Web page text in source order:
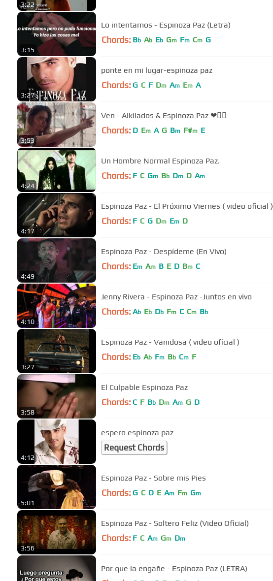
3:22
3:15
Lo intentamos - Espinoza Paz (Letra)
Chords: Bb Ab Eb Gm Fm Cm G
3:27
ponte en mi lugar-espinoza paz
Chords: G C F Dm Am Em A
3:53
Ven - Alkilados & Espinoza Paz ❤🏃‍♀
Chords: D Em A G Bm F#m E
4:24
Un Hombre Normal Espinoza Paz.
Chords: F C Gm Bb Dm D Am
4:17
Espinoza Paz - El Próximo Viernes ( video oficial )
Chords: F C G Dm Em D
4:49
Espinoza Paz - Despídeme (En Vivo)
Chords: Em Am B E D Bm C
4:10
Jenny Rivera - Espinoza Paz -Juntos en vivo
Chords: Ab Eb Db Fm C Cm Bb
3:27
Espinoza Paz - Vanidosa ( video oficial )
Chords: Eb Ab Fm Bb Cm F
3:58
El Culpable Espinoza Paz
Chords: C F Bb Dm Am G D
4:12
espero espinoza paz
Request Chords
5:01
Espinoza Paz - Sobre mis Pies
Chords: G C D E Am Fm Gm
3:56
Espinoza Paz - Soltero Feliz (Video Oficial)
Chords: F C Am Gm Dm
Por que la engañe - Espinoza Paz (LETRA)